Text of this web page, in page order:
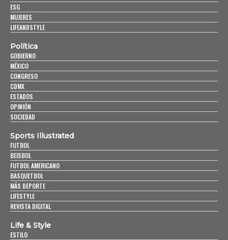
ESG
MUJERES
LIFEANDSTYLE
Política
GOBIERNO
MÉXICO
CONGRESO
CDMX
ESTADOS
OPINIÓN
SOCIEDAD
Sports Illustrated
FUTBOL
BEISBOL
FUTBOL AMERICANO
BASQUETBOL
MÁS DEPORTE
LIFESTYLE
REVISTA DIGITAL
Life & Style
ESTILO